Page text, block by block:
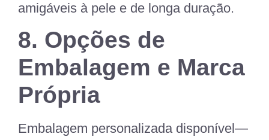
amigáveis à pele e de longa duração.
8. Opções de
Embalagem e Marca
Própria
Embalagem personalizada disponível—